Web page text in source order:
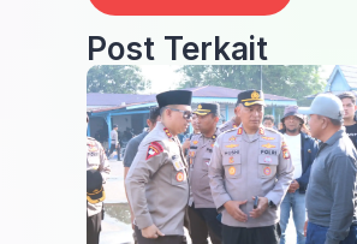
Post Terkait